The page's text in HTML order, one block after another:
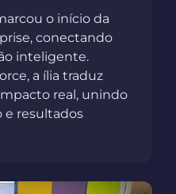
o início da
conectando
inteligente.
a ília traduz
real, unindo
e resultados